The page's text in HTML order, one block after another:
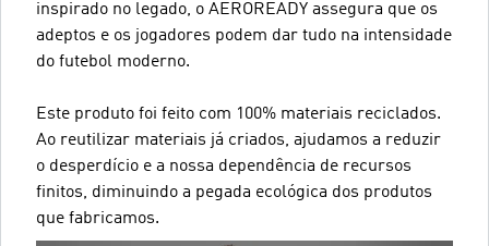
inspirado no legado, o AEROREADY assegura que os
adeptos e os jogadores podem dar tudo na intensidade
do futebol moderno.
Este produto foi feito com 100% materiais reciclados.
Ao reutilizar materiais já criados, ajudamos a reduzir
o desperdício e a nossa dependência de recursos
finitos, diminuindo a pegada ecológica dos produtos
que fabricamos.